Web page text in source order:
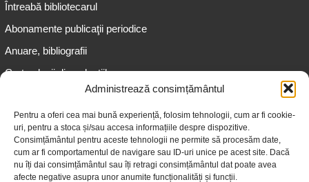
Administrează consimțământul
Pentru a oferi cea mai bună experiență, folosim tehnologii, cum ar fi cookie-
uri, pentru a stoca și/sau accesa informațiile despre dispozitive.
Consimțământul pentru aceste tehnologii ne permite să procesăm date,
cum ar fi comportamentul de navigare sau ID-uri unice pe acest site. Dacă
nu îți dai consimțământul sau îți retragi consimțământul dat poate avea
afecte negative asupra unor anumite funcționalități și funcții.
Întreabă bibliotecarul
Abonamente publicaţii periodice
Anuare, bibliografii
Cartea lunii din colecțiile
Informații pentru adolescenți
Informații pentru adulți
Informații pentru seniori